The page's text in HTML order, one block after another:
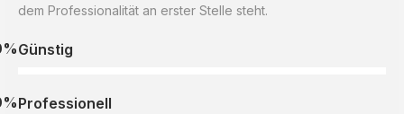
dem Professionalität an erster Stelle steht.
Günstig
Professionell